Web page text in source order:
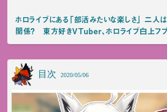
ホロライブにある「部活みたいな楽しさ」 二人
関係？ 東方好きVTuber、ホロライブ白上フブ
目次 2020/05/06